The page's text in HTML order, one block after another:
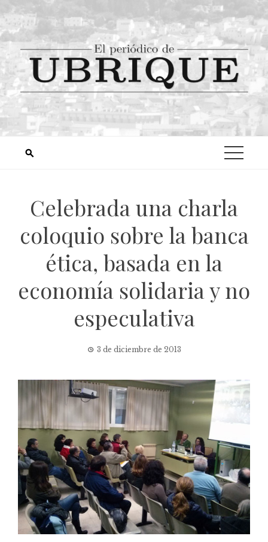
Celebrada una charla
coloquio sobre la banca
ética, basada en la
economía solidaria y no
especulativa
3 de diciembre de 2013